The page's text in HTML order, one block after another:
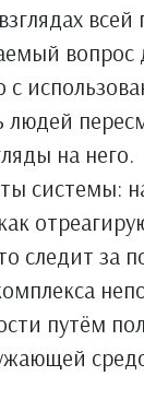
всей
вопрос
с
людей
на него.
системы:
следит за
путём